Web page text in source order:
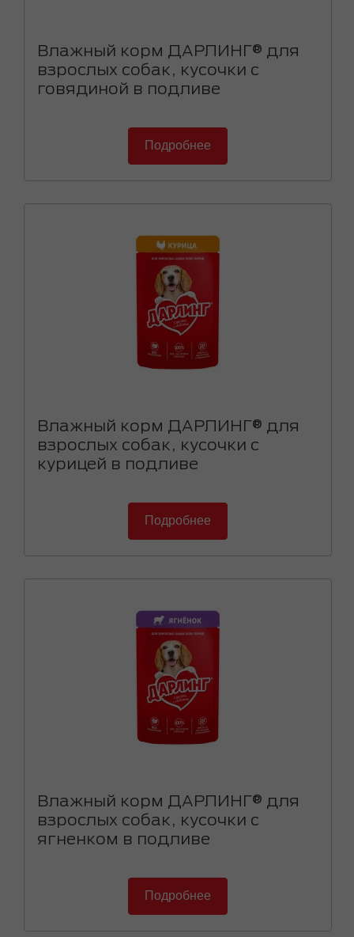
Влажный корм ДАРЛИНГ® для
взрослых собак, кусочки с
говядиной в подливе
Подробнее
Влажный корм ДАРЛИНГ® для
взрослых собак, кусочки с
курицей в подливе
Подробнее
Влажный корм ДАРЛИНГ® для
взрослых собак, кусочки с
ягненком в подливе
Подробнее